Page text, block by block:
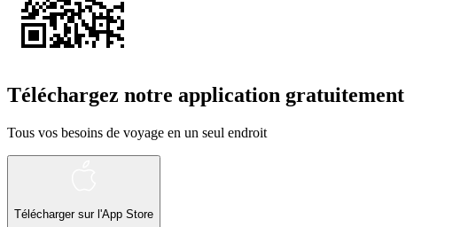
Téléchargez notre application gratuitement
Tous vos besoins de voyage en un seul endroit
Télécharger sur l'App Store